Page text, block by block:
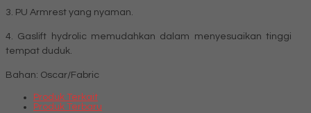
3. PU Armrest yang nyaman.
4. Gaslift hydrolic memudahkan dalam menyesuaikan tinggi
tempat duduk.
Bahan: Oscar/Fabric
Produk Terkait
Produk Terbaru